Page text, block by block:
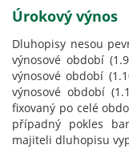
Úrokový výnos
Dluhopisy nesou
výnosové období
výnosové období
výnosové období
fixovaný po celé
případný pokles
majiteli dluhopisu